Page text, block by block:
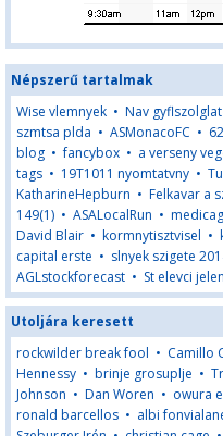
Népszerű tartalmak
Wise vlemnyek • Nav
szmtsa plda • ASMonacoFC •
blog •fancybox • a verseny
tags • 19T1011 nyomtatvny •
KatharineHepburn • Felkavar a
149(1) • ASALocalRun •
David Blair • kormnytisztvisel •
capital erste • slnyek szigete
AGLstockforecast • St elevci
Utoljára keresett
rockwilder break fool • Camillo
Hennessy • brinje grosuplje •
Johnson • Dan Woren • owura
ronald barcellos • albi